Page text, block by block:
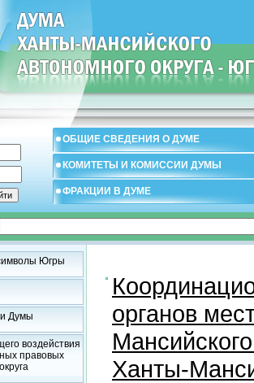
ОБЩИЕ СВЕДЕНИЯ О ДУМЕ
КОМИТЕТЫ И КОМИССИИ ДУМЫ
ФРАКЦИИ В ДУМЕ
Югры
Думы
воздействия
правовых
органов
Ханты-